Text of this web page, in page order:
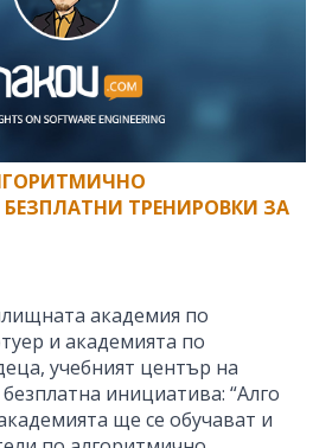
ТРЕНИРОВКИ ЗА
академия по
и академията по
учебният център на
инициатива: “Алго
ще се обучават и